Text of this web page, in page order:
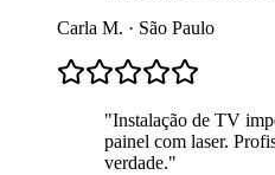
Carla M. · São Paulo
"Instalação de TV
painel com laser.
verdade."